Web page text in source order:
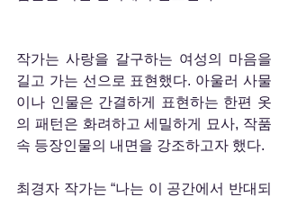
작가는 사랑을 갈구하는 여성의 마음을
길고 가는 선으로 표현했다. 아울러 사물
이나 인물은 간결하게 표현하는 한편 옷
의 패턴은 화려하고 세밀하게 묘사, 작품
속 등장인물의 내면을 강조하고자 했다.
최경자 작가는 “나는 이 공간에서 반대되